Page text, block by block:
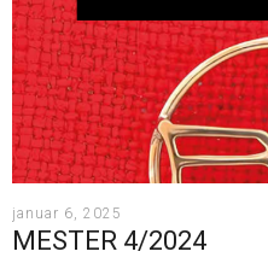
januar 6, 2025
MESTER 4/2024